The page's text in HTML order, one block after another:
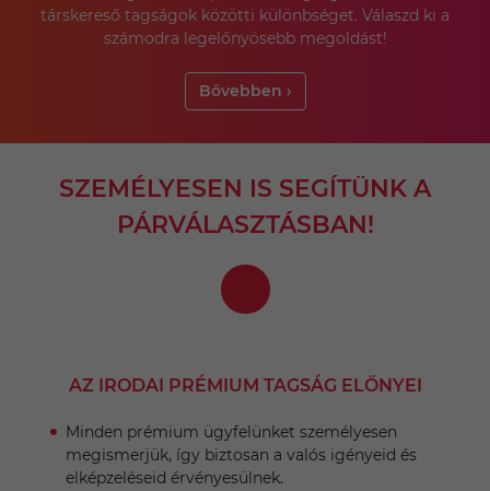
társkereső tagságok közötti különbséget. Válaszd ki a
számodra legelőnyösebb megoldást!
Bővebben ›
SZEMÉLYESEN IS SEGÍTÜNK A
PÁRVÁLASZTÁSBAN!
AZ IRODAI PRÉMIUM TAGSÁG ELŐNYEI
Minden prémium ügyfelünket személyesen
megismerjük, így biztosan a valós igényeid és
elképzeléseid érvényesülnek.